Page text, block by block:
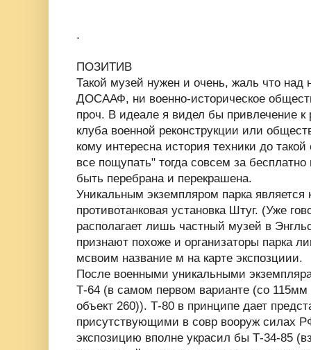
.
ПОЗИТИВ
Такой музей нужен и очень, жаль что
ДОСААФ, ни военно-историческое
проч. В идеале я видел бы привлечение к
клуба военной реконструкции или
кому интересна история техники до
все пощупать" тогда совсем за бесплатно
быть перебрана и перекрашена.
Уникальным экземпляром парка является
противотанковая установка Штуг. (Уже
располагает лишь частный музей в
признают похоже и организаторы парка
мсвоим название м на карте экспозциии.
После военными уникальными
Т-64 (в самом первом варианте (со 115мм
объект 260)). Т-80 в принципе дает
присутствующими в совр вооруж силах
экспозицию вполне украсил бы Т-34-85